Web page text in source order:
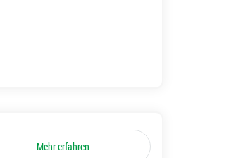
Mehr erfahren